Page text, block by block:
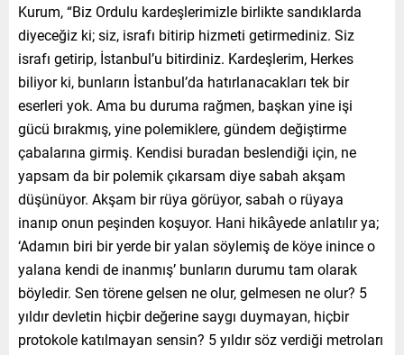
Kurum, “Biz Ordulu kardeşlerimizle birlikte sandıklarda
diyeceğiz ki; siz, israfı bitirip hizmeti getirmediniz. Siz
israfı getirip, İstanbul’u bitirdiniz. Kardeşlerim, Herkes
biliyor ki, bunların İstanbul’da hatırlanacakları tek bir
eserleri yok. Ama bu duruma rağmen, başkan yine işi
gücü bırakmış, yine polemiklere, gündem değiştirme
çabalarına girmiş. Kendisi buradan beslendiği için, ne
yapsam da bir polemik çıkarsam diye sabah akşam
düşünüyor. Akşam bir rüya görüyor, sabah o rüyaya
inanıp onun peşinden koşuyor. Hani hikâyede anlatılır ya;
‘Adamın biri bir yerde bir yalan söylemiş de köye inince o
yalana kendi de inanmış’ bunların durumu tam olarak
böyledir. Sen törene gelsen ne olur, gelmesen ne olur? 5
yıldır devletin hiçbir değerine saygı duymayan, hiçbir
protokole katılmayan sensin? 5 yıldır söz verdiği metroları